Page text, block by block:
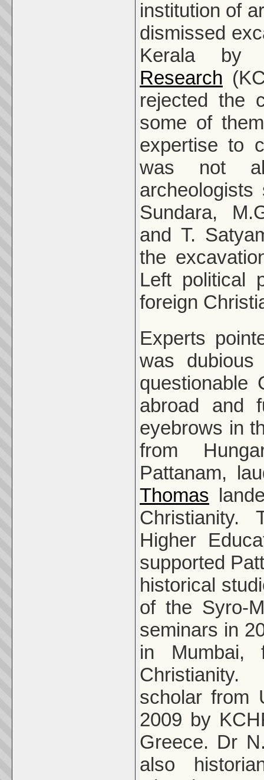
institution of
dismissed
Kerala
Research
rejected the
some of
expertise to
was not
Sundara,
and T.
the
Left political
foreign
Experts
was
questionable
abroad and
eyebrows in
from
Pattanam,
Thomas
Christianity.
Higher
supported
historical
of the Syro-
seminars in
in Mumbai,
scholar from
2009 by
Greece. Dr
also